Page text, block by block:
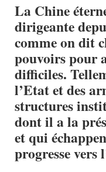
La Chine
dirigeante
comme on dit
pouvoirs pour
difficiles.
l’Etat et des
structures
dont il a la
et qui
progresse